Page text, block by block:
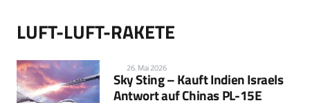
LUFT-LUFT-RAKETE
26. Mai 2026
Sky Sting – Kauft Indien Israels
Antwort auf Chinas PL-15E